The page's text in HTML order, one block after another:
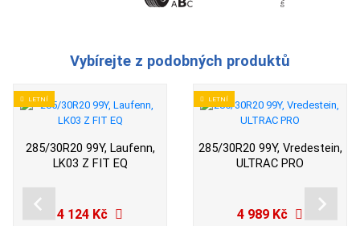
Vybírejte z podobných produktů
LETNÍ
285/30R20 99Y, Laufenn,
LK03 Z FIT EQ
4 124 Kč
LETNÍ
285/30R20 99Y, Vredestein,
ULTRAC PRO
4 989 Kč